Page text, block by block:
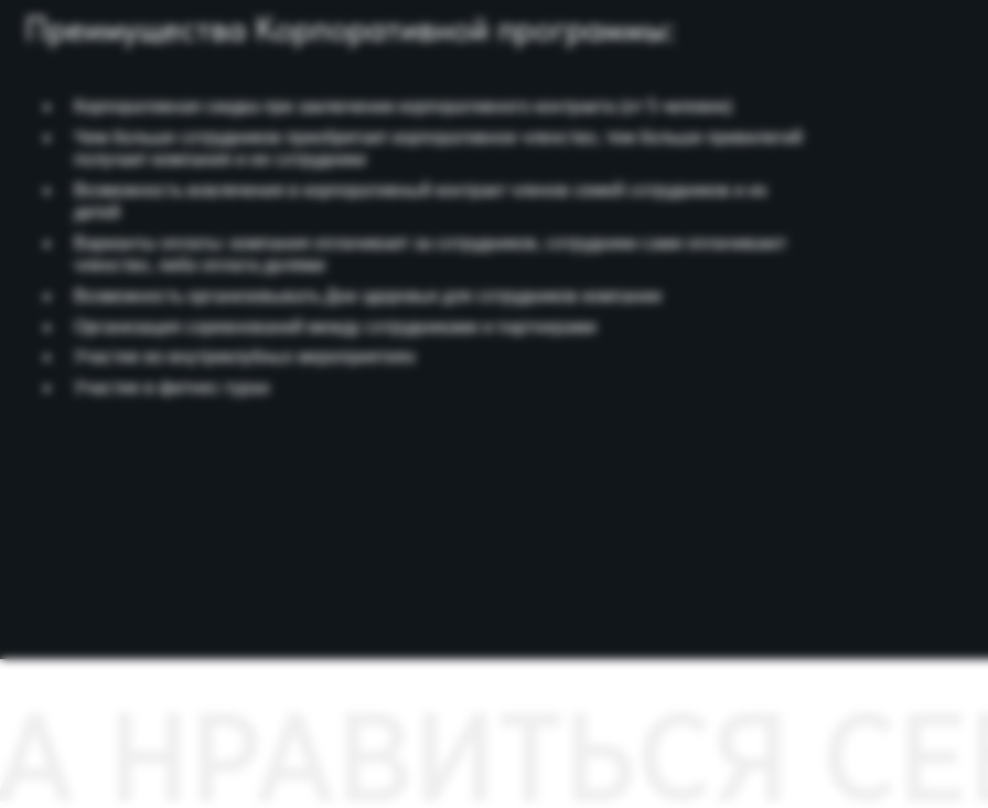
Варианты оплаты: компания оплачивает за сотрудников, сотрудники сами оплачивают
Организация соревнований между сотрудниками и партнерами
Участие во внутриклубных мероприятиях
Участие в фитнес-турах